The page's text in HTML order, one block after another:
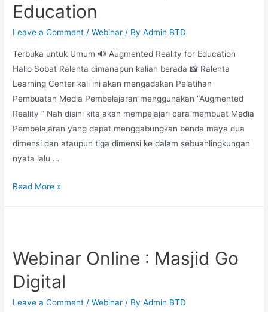
Education
Leave a Comment /Webinar / ByAdmin BTD
Terbuka untuk Umum 🔊 Augmented Reality for Education
Hallo Sobat Ralenta dimanapun kalian berada 📸 Ralenta
Learning Center kali ini akan mengadakan Pelatihan
Pembuatan Media Pembelajaran menggunakan “Augmented
Reality “ Nah disini kita akan mempelajari cara membuat Media
Pembelajaran yang dapat menggabungkan benda maya dua
dimensi dan ataupun tiga dimensi ke dalam sebuahlingkungan
nyata lalu …
Read More »
Webinar Online : Masjid Go
Digital
Leave a Comment /Webinar / ByAdmin BTD